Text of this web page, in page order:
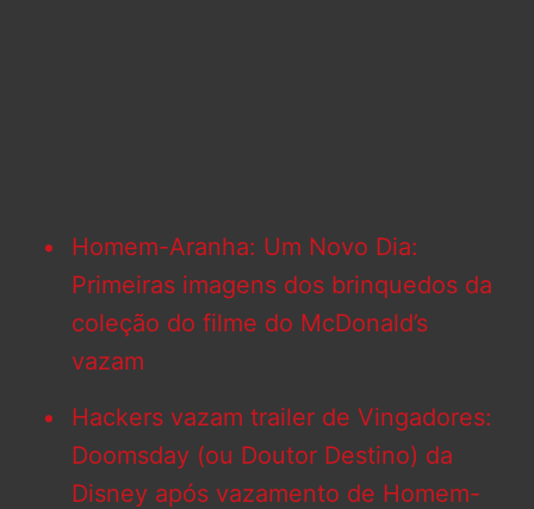
Homem-Aranha: Um Novo Dia:
Primeiras imagens dos brinquedos da
coleção do filme do McDonald’s
vazam
Hackers vazam trailer de Vingadores:
Doomsday (ou Doutor Destino) da
Disney após vazamento de Homem-